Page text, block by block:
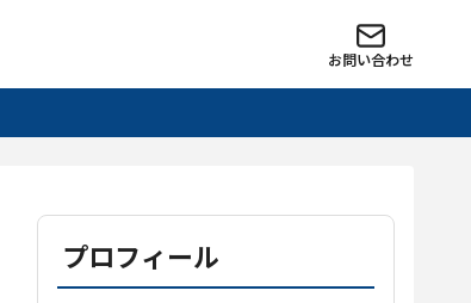
お問い合わせ
プロフィール